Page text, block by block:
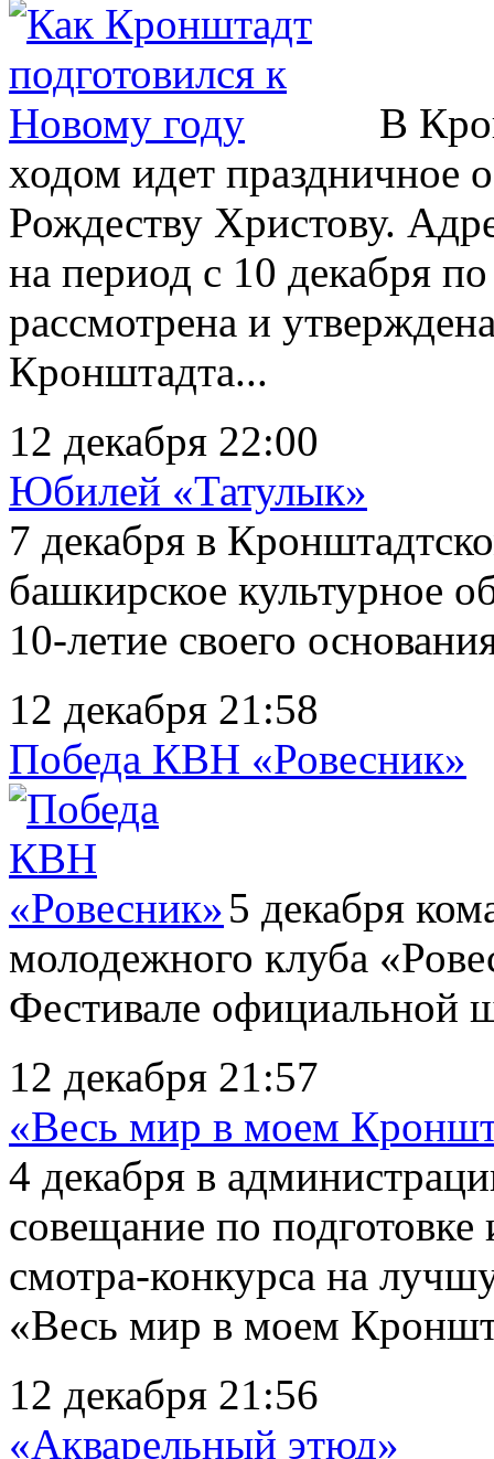
В
ходом идет праздничное
Рождеству Христову.
на период с 10 декабря
рассмотрена и
Кронштадта...
12 декабря 22:00
Юбилей «Татулык»
7 декабря в
башкирское культурное
10-летие своего
12 декабря 21:58
Победа КВН «Ровесник»
5 декабря
молодежного клуба
Фестивале официальной
12 декабря 21:57
«Весь мир в моем
4 декабря в
совещание по
смотра-конкурса на
«Весь мир в моем
12 декабря 21:56
«Акварельный этюд»